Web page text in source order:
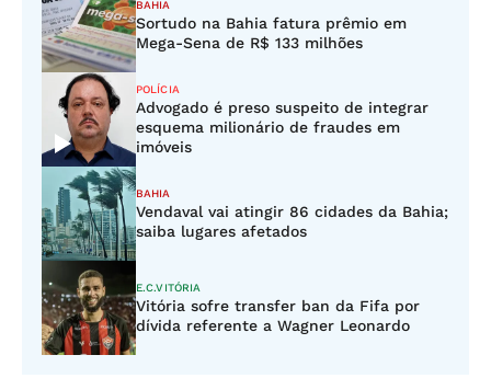
BAHIA
Sortudo na Bahia fatura prêmio em
Mega-Sena de R$ 133 milhões
POLÍCIA
Advogado é preso suspeito de integrar
esquema milionário de fraudes em
imóveis
BAHIA
Vendaval vai atingir 86 cidades da Bahia;
saiba lugares afetados
E.C.VITÓRIA
Vitória sofre transfer ban da Fifa por
dívida referente a Wagner Leonardo